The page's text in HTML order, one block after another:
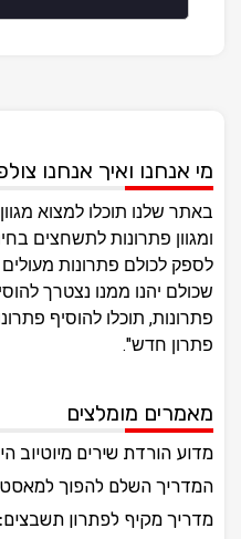
מי אנחנו ואיך אנחנו
באתר שלנו תוכלו למצוא
ומגוון פתרונות לתשחצים
לספק לכולם פתרונות
שכולם יהנו ממנו נצטרך
פתרונות, תוכלו להוסיף
פתרון חדש".
מאמרים מומלצים
מדוע הורדת שירים מיוטיוב
המדריך השלם להפוך
מדריך מקיף לפתרון